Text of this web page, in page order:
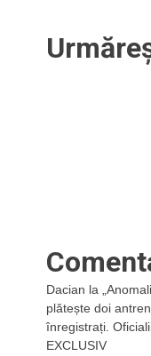
Dacian la
plătește doi
înregistrați.
EXCLUSIV